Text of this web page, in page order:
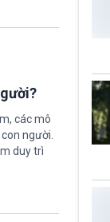
các mô
người.
duy trì